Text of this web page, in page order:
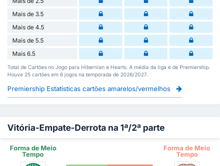
Mais de 3.5
Mais de 4.5
Mais de 5.5
Mais 6.5
Total de Cartões no Jogo para Hibernian e Hearts. A média da liga é de Premiership.
Houve 25 cartões em 6 jogos na temporada de 2026/2027.
Premiership Estatísticas cartões amarelos/vermelhos
Vitória-Empate-Derrota na 1ª/2ª parte
Forma de Meio
Tempo
Forma de Meio
Tempo